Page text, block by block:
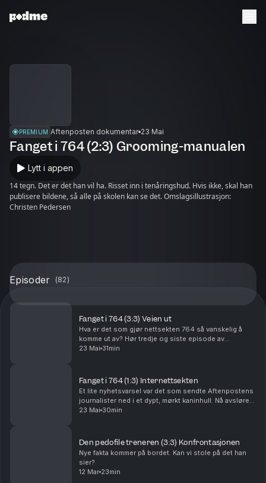
PREMIUM Aftenposten dokumentar 23 Mai
Fanget i 764 (2:3) Grooming-manualen
Lytt i appen
14 tegn. Det er det han vil ha. Risset inn i tenåringshud. Hvis ikke, skal han
publisere bildene, så alle på skolen kan se det. Omslagsillustrasjon:
Christen Pedersen
Episoder (82)
Fanget i 764 (3:3) Veien ut
Hva er det som gjør nettsekten 764 så vanskelig å
komme ut av? Hør tredje og siste episode av
dokumentaren om 764. Omslagsillustrasjon: Christen
23 Mai 31min
Fanget i 764 (1:3) Internettsekten
Et lite nyhetsvarsel var det som sendte Aftenpostens
journalister ned i et dypt, mørkt kaninhull. Nå avslører
denne dokumentaren hvordan nettsekten 764
23 Mai 30min
Den pedofile treneren (3:3) Konfrontasjonen
Nye fakta kommer på bordet. Kan vi stole på det han
sier?
12 Mar 23min